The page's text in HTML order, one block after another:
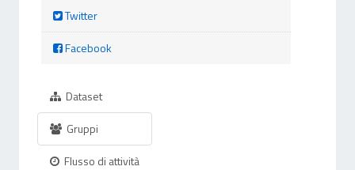
Twitter
Facebook
Dataset
Gruppi
Flusso di attività